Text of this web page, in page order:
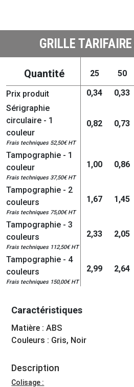
GRILLE TARIFAIRE
Quantité 25 50
Prix produit 0,34 0,33
Sérigraphie
circulaire - 1
couleur
Frais techniques 52,50€ HT
0,82 0,73
Tampographie - 1
couleur
Frais techniques 37,50€ HT
1,00 0,86
Tampographie - 2
couleurs
Frais techniques 75,00€ HT
1,67 1,45
Tampographie - 3
couleurs
Frais techniques 112,50€ HT
2,33 2,05
Tampographie - 4
couleurs
Frais techniques 150,00€ HT
2,99 2,64
Caractéristiques
Matière : ABS
Couleurs : Gris, Noir
Description
Colisage :